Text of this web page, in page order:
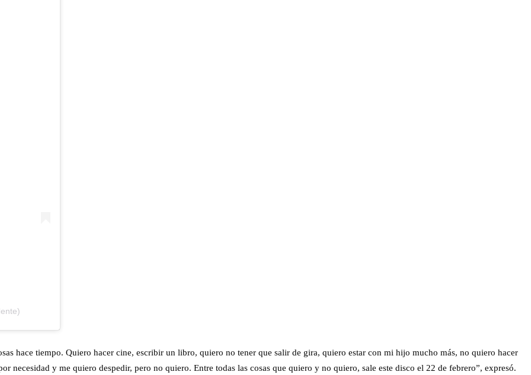
hace tiempo. Quiero hacer cine, escribir un libro, quiero no tener que salir de gira, quiero estar con mi hijo mucho más, no quiero hacer
necesidad y me quiero despedir, pero no quiero. Entre todas las cosas que quiero y no quiero, sale este disco el 22 de febrero”, expresó.